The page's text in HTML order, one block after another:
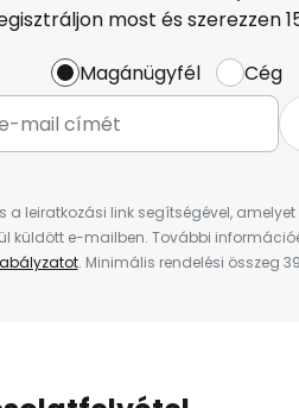
most és szerezzen
Magánügyfél
Cég
a leiratkozási link segítségével,
küldött e-mailben. További
. Minimális rendelési összeg